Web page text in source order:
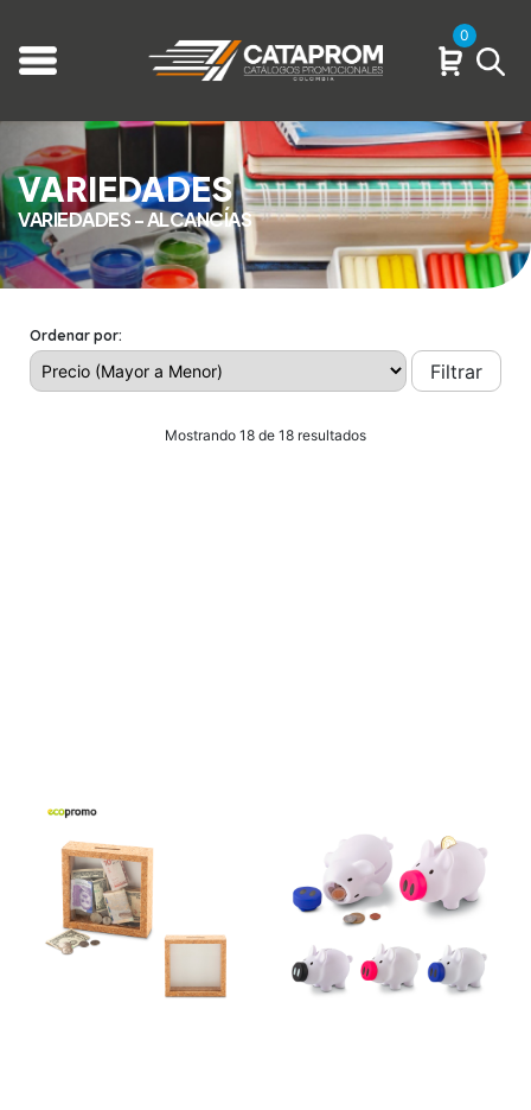
0
VARIEDADES
VARIEDADES - ALCANCÍAS
Ordenar por:
Filtrar
Mostrando 18 de 18 resultados